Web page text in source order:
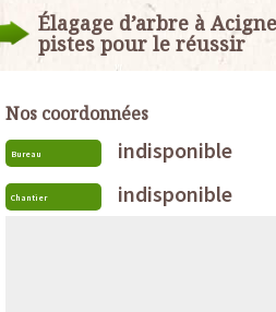
Élagage d’arbre à
pistes pour le réussir
Nos coordonnées
Bureau indisponible
Chantier indisponible